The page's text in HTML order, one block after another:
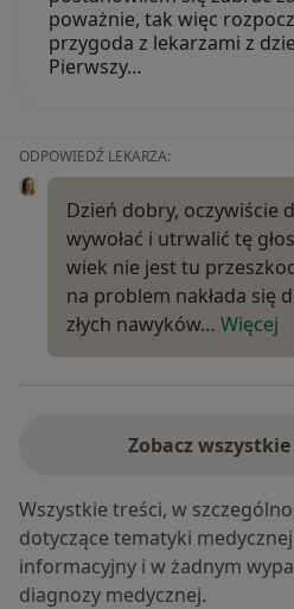
poważnie, tak więc
przygoda z lekarzami z
Pierwszy…
ODPOWIEDŹ LEKARZA:
Dzień dobry, oczywiście
wywołać i utrwalić tę
wiek nie jest tu
na problem nakłada się
złych nawyków… Więcej
Zobacz
Wszystkie treści, w
dotyczące tematyki
informacyjny i w żadnym
diagnozy medycznej.